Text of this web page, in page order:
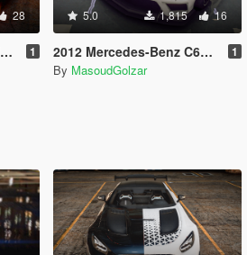
28
1
5.0 1,815 16
2012 Mercedes-Benz C63 AMG Coupe Black Series Paint job 1
By MasoudGolzar